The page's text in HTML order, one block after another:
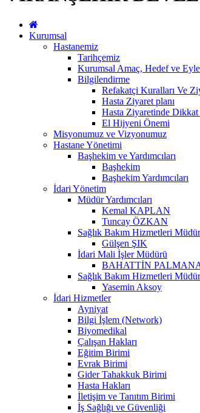
Kurumsal
Hastanemiz
Tarihçemiz
Kurumsal Amaç, Hedef ve
Bilgilendirme
Refakatçi Kuralları Ve
Hasta Ziyaret planı
Hasta Ziyaretinde
El Hijyeni Önemi
Misyonumuz ve Vizyonumuz
Hastane Yönetimi
Başhekim ve Yardımcıları
Başhekim
Başhekim Yardımcıları
İdari Yönetim
Müdür Yardımcıları
Kemal KAPLAN
Tuncay ÖZKAN
Sağlık Bakım Hizmetleri
Gülşen ŞIK
İdari Mali İşler Müdürü
BAHATTİN
Sağlık Bakım Hizmetleri Müdür
Yasemin Aksoy
İdari Hizmetler
Ayniyat
Bilgi İşlem (Network)
Biyomedikal
Çalışan Hakları
Eğitim Birimi
Evrak Birimi
Gider Tahakkuk Birimi
Hasta Hakları
İletişim ve Tanıtım Birimi
İş Sağlığı ve Güvenliği